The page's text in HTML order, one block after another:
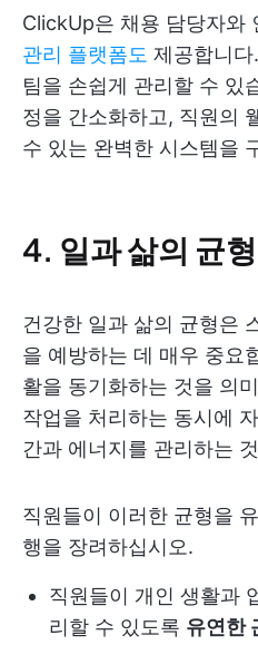
ClickUp은 채용 담당자와
관리 플랫폼도 제공합니다.
팀을 손쉽게 관리할 수 있
정을 간소화하고, 직원의
수 있는 완벽한 시스템을
4. 일과 삶의 균
건강한 일과 삶의 균형은
을 예방하는 데 매우 중요
활을 동기화하는 것을 의
작업을 처리하는 동시에
간과 에너지를 관리하는
직원들이 이러한 균형을
행을 장려하십시오.
직원들이 개인 생활과
리할 수 있도록 유연한